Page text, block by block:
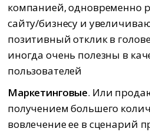
компанией, одновременно
сайту/бизнесу и
позитивный отклик в
иногда очень полезны в
пользователей
Маркетинговые. Или
получением большего
вовлечение ее в сценарий